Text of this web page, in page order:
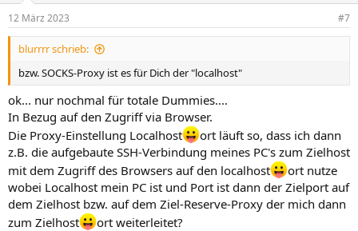
e
n
12 März 2023 #7
blurrrr schrieb:
bzw. SOCKS-Proxy ist es für Dich der "localhost"
ok... nur nochmal für totale Dummies....
In Bezug auf den Zugriff via Browser.
Die Proxy-Einstellung Localhost
ort läuft so, dass ich dann
z.B. die aufgebaute SSH-Verbindung meines PC's zum Zielhost
mit dem Zugriff des Browsers auf den localhost
ort nutze
wobei Localhost mein PC ist und Port ist dann der Zielport auf
dem Zielhost bzw. auf dem Ziel-Reserve-Proxy der mich dann
zum Zielhost
ort weiterleitet?